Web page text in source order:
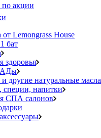
акции
Lemongrass House
бат
здоровья
другие натуральные масла
специи, напитки
СПА салонов